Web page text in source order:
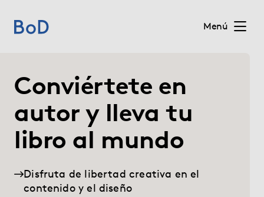
Menú
Precios
Servicios
Quiénes somos
Conviértete en
autor y lleva tu
libro al mundo
Disfruta de libertad creativa en el
contenido y el diseño